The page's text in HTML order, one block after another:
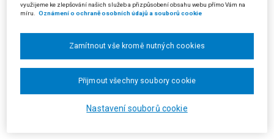
Řízení před soudem: přezkum rozhodnutí o udělení důtky ředitele
· Vydání:10/2019· Strana:492· Vztah k předpisu:
561/2004 Sb.: §31 odst.1; 48/2005 Sb.: §17 odst.3 písm.c); JUD30521CZ
1 Azs 24/2004 - 49; JUD30718CZ 3 Azs 33/2004 - 98; JUD196503CZ 2
Aps 3/2010 - 112; JUD419320CZ 29 A 11/2019 - 46;
využijeme ke zlepšování našich služeb a přizpůsobení obsahu webu přímo Vám na
míru.
Oznámení o ochraně osobních údajů a souborů cookie
Nastavení souborů cookie
Zamítnout vše kromě nutných cookies
Přijmout všechny soubory cookie